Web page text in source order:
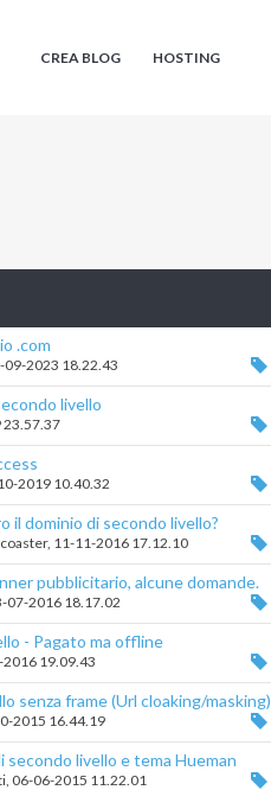
CREA BLOG HOSTING
.com
09-2023 18.22.43
livello
23.57.37
2019 10.40.32
il dominio di secondo livello?
‎, 11-11-2016 17.12.10
pubblicitario, alcune domande.
07-2016 18.17.02
- Pagato ma offline
2016 19.09.43
senza frame (Url cloaking/masking)
2015 16.44.19
secondo livello e tema Hueman
‎, 06-06-2015 11.22.01